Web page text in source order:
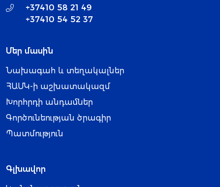
+37410 58 21 49
+37410 54 52 37
Մեր մասին
Նախագահ և տեղակալներ
ՀԱՄԿ-ի աշխատակազմ
Խորհրդի անդամներ
Գործունեության ծրագիր
Պատմություն
Գլխավոր